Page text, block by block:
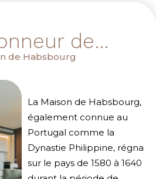
de…
de Habsbourg
La Maison de Habsbourg,
également connue au
Portugal comme la
Dynastie Philippine, régna
sur le pays de 1580 à 1640